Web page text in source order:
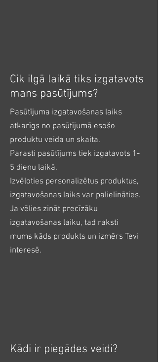
Cik ilgā laikā tiks izgatavots
mans pasūtījums?
Pasūtījuma izgatavošanas laiks
atkarīgs no pasūtījumā esošo
produktu veida un skaita.
Parasti pasūtījums tiek izgatavots 1-
5 dienu laikā.
Izvēloties personalizētus produktus,
izgatavošanas laiks var palielināties.
Ja vēlies zināt precīzāku
izgatavošanas laiku, tad raksti
mums kāds produkts un izmērs Tevi
interesē.
Kādi ir piegādes veidi?